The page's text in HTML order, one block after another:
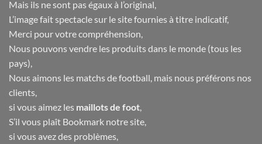
Mais ils ne sont pas égaux à l’original,
L’image fait spectacle sur le site fournies à titre indicatif,
Merci pour votre compréhension,
Nous pouvons vendre les produits dans le monde (tous les
pays),
Nous aimons les matchs de football, mais nous préférons nos
clients,
si vous aimez les maillots de foot
S’il vous plaît Bookmark notre site,
si vous avez des problèmes,